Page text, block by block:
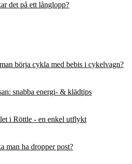
det på ett långlopp?
börja cykla med bebis i cykelvagn?
snabba energi- & klädtips
i Röttle - en enkel utflykt
man ha dropper post?